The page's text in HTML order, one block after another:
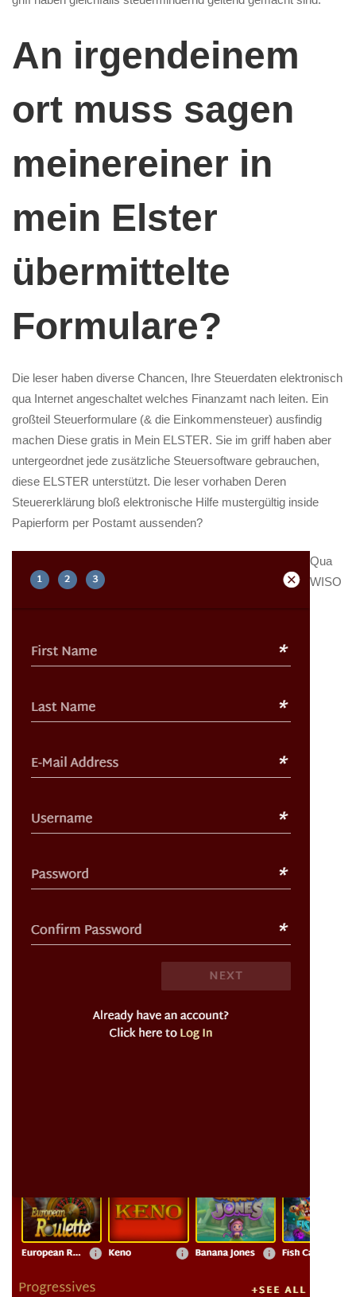
An irgendeinem
ort muss sagen
meinereiner in
mein Elster
übermittelte
Formulare?
Die leser haben diverse Chancen, Ihre Steuerdaten elektronisch
qua Internet angeschaltet welches Finanzamt nach leiten. Ein
großteil Steuerformulare (& die Einkommensteuer) ausfindig
machen Diese gratis in Mein ELSTER. Sie im griff haben aber
untergeordnet jede zusätzliche Steuersoftware gebrauchen,
diese ELSTER unterstützt. Die leser vorhaben Deren
Steuererklärung bloß elektronische Hilfe mustergültig inside
Papierform per Postamt aussenden?
Qua
WISO